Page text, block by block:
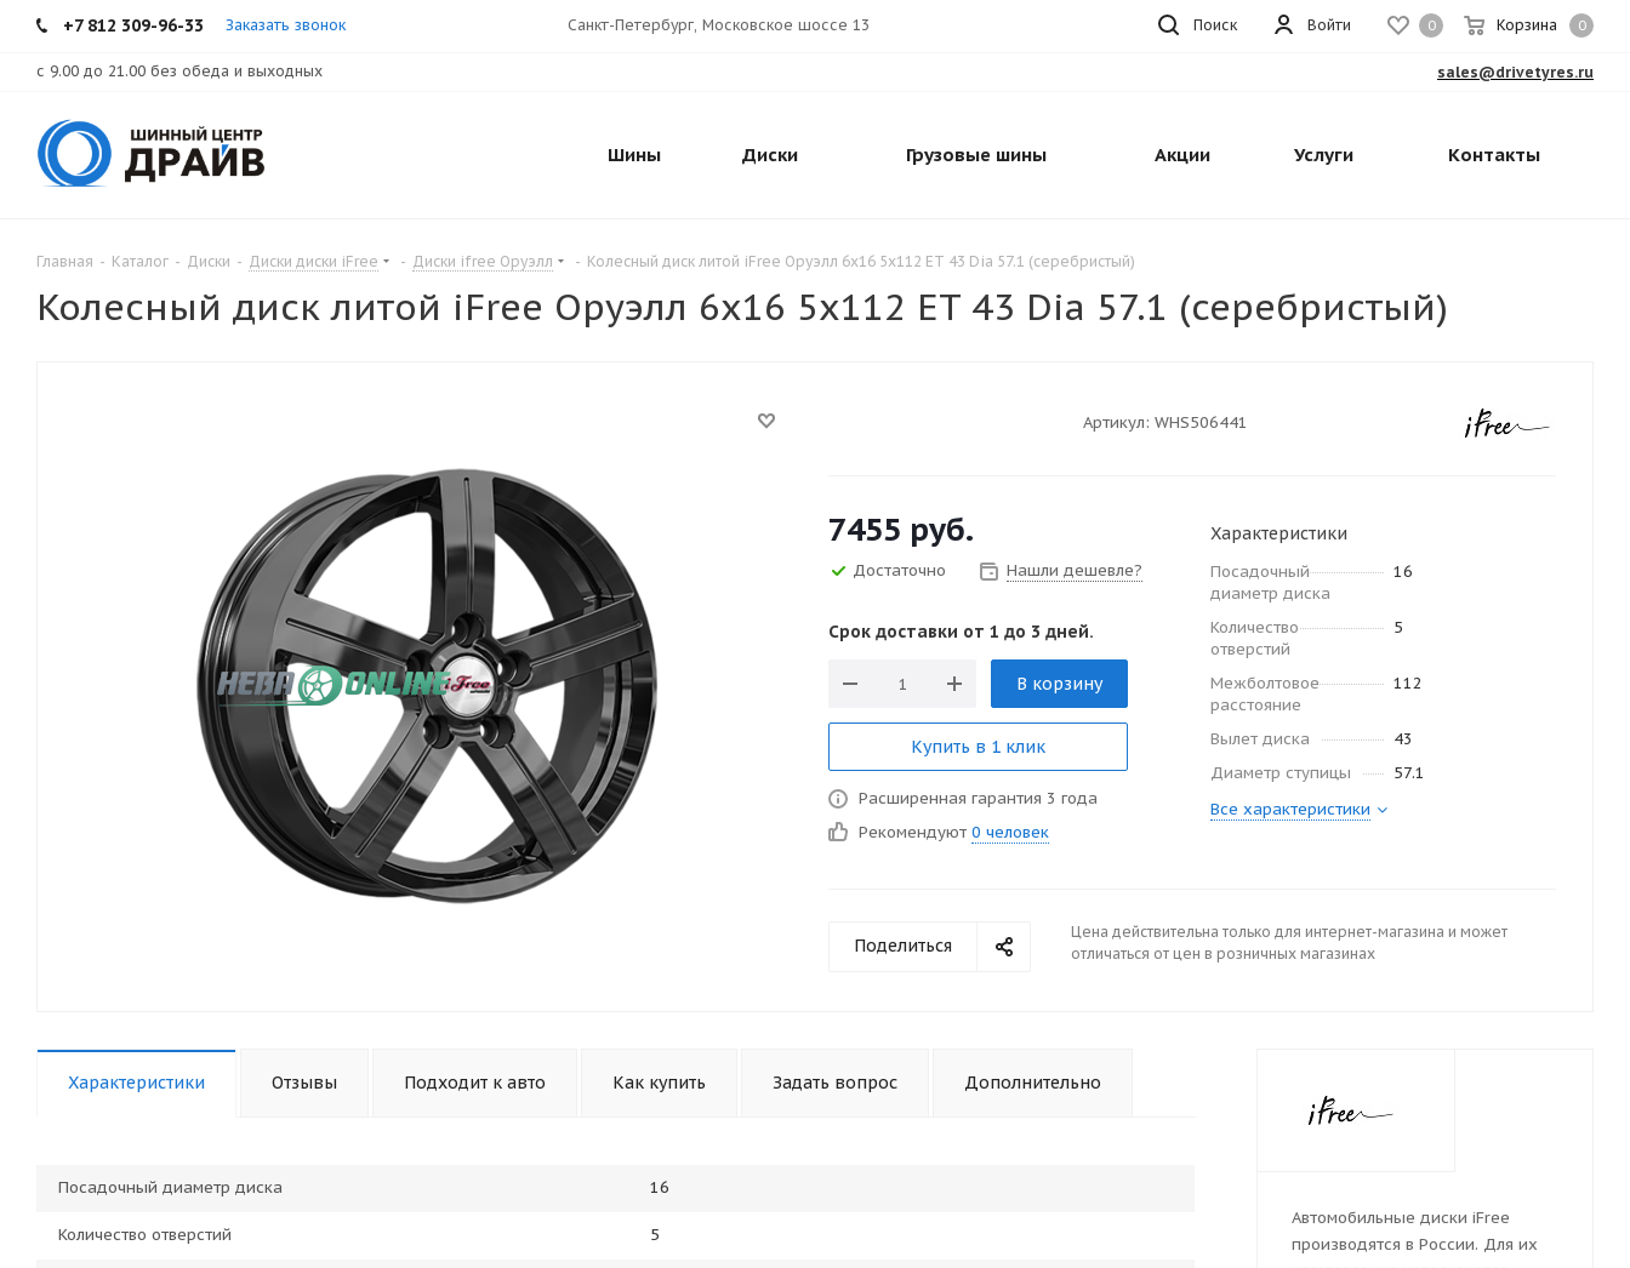
+7 812 309-96-33 Заказать звонок 0 Корзина 0
Войти
Санкт-Петербург, Московское шоссе 13 Поиск
с 9.00 до 21.00 без обеда и выходных sales@drivetyres.ru
Шины Диски Грузовые шины Акции Услуги Контакты
Главная - Каталог - Диски - Диски диски iFree - Диски ifree Оруэлл - Колесный диск литой iFree Оруэлл 6x16 5x112 ET 43 Dia 57.1 (серебристый)
Колесный диск литой iFree Оруэлл 6x16 5x112 ET 43 Dia 57.1 (серебристый)
Артикул: WHS506441
7455 руб.
Достаточно Нашли дешевле?
Срок доставки от 1 до 3 дней.
В корзину
Купить в 1 клик
Расширенная гарантия 3 года
Рекомендуют 0 человек
Характеристики
Посадочный
диаметр диска
16
Количество
отверстий
5
Межболтовое
расстояние
112
Вылет диска
43
Диаметр ступицы
57.1
Все характеристики
Поделиться
Цена действительна только для интернет-магазина и может
отличаться от цен в розничных магазинах
Характеристики Отзывы Подходит к авто Как купить Задать вопрос Дополнительно
Посадочный диаметр диска 16
Количество отверстий 5
Автомобильные диски iFree
производятся в России. Для их